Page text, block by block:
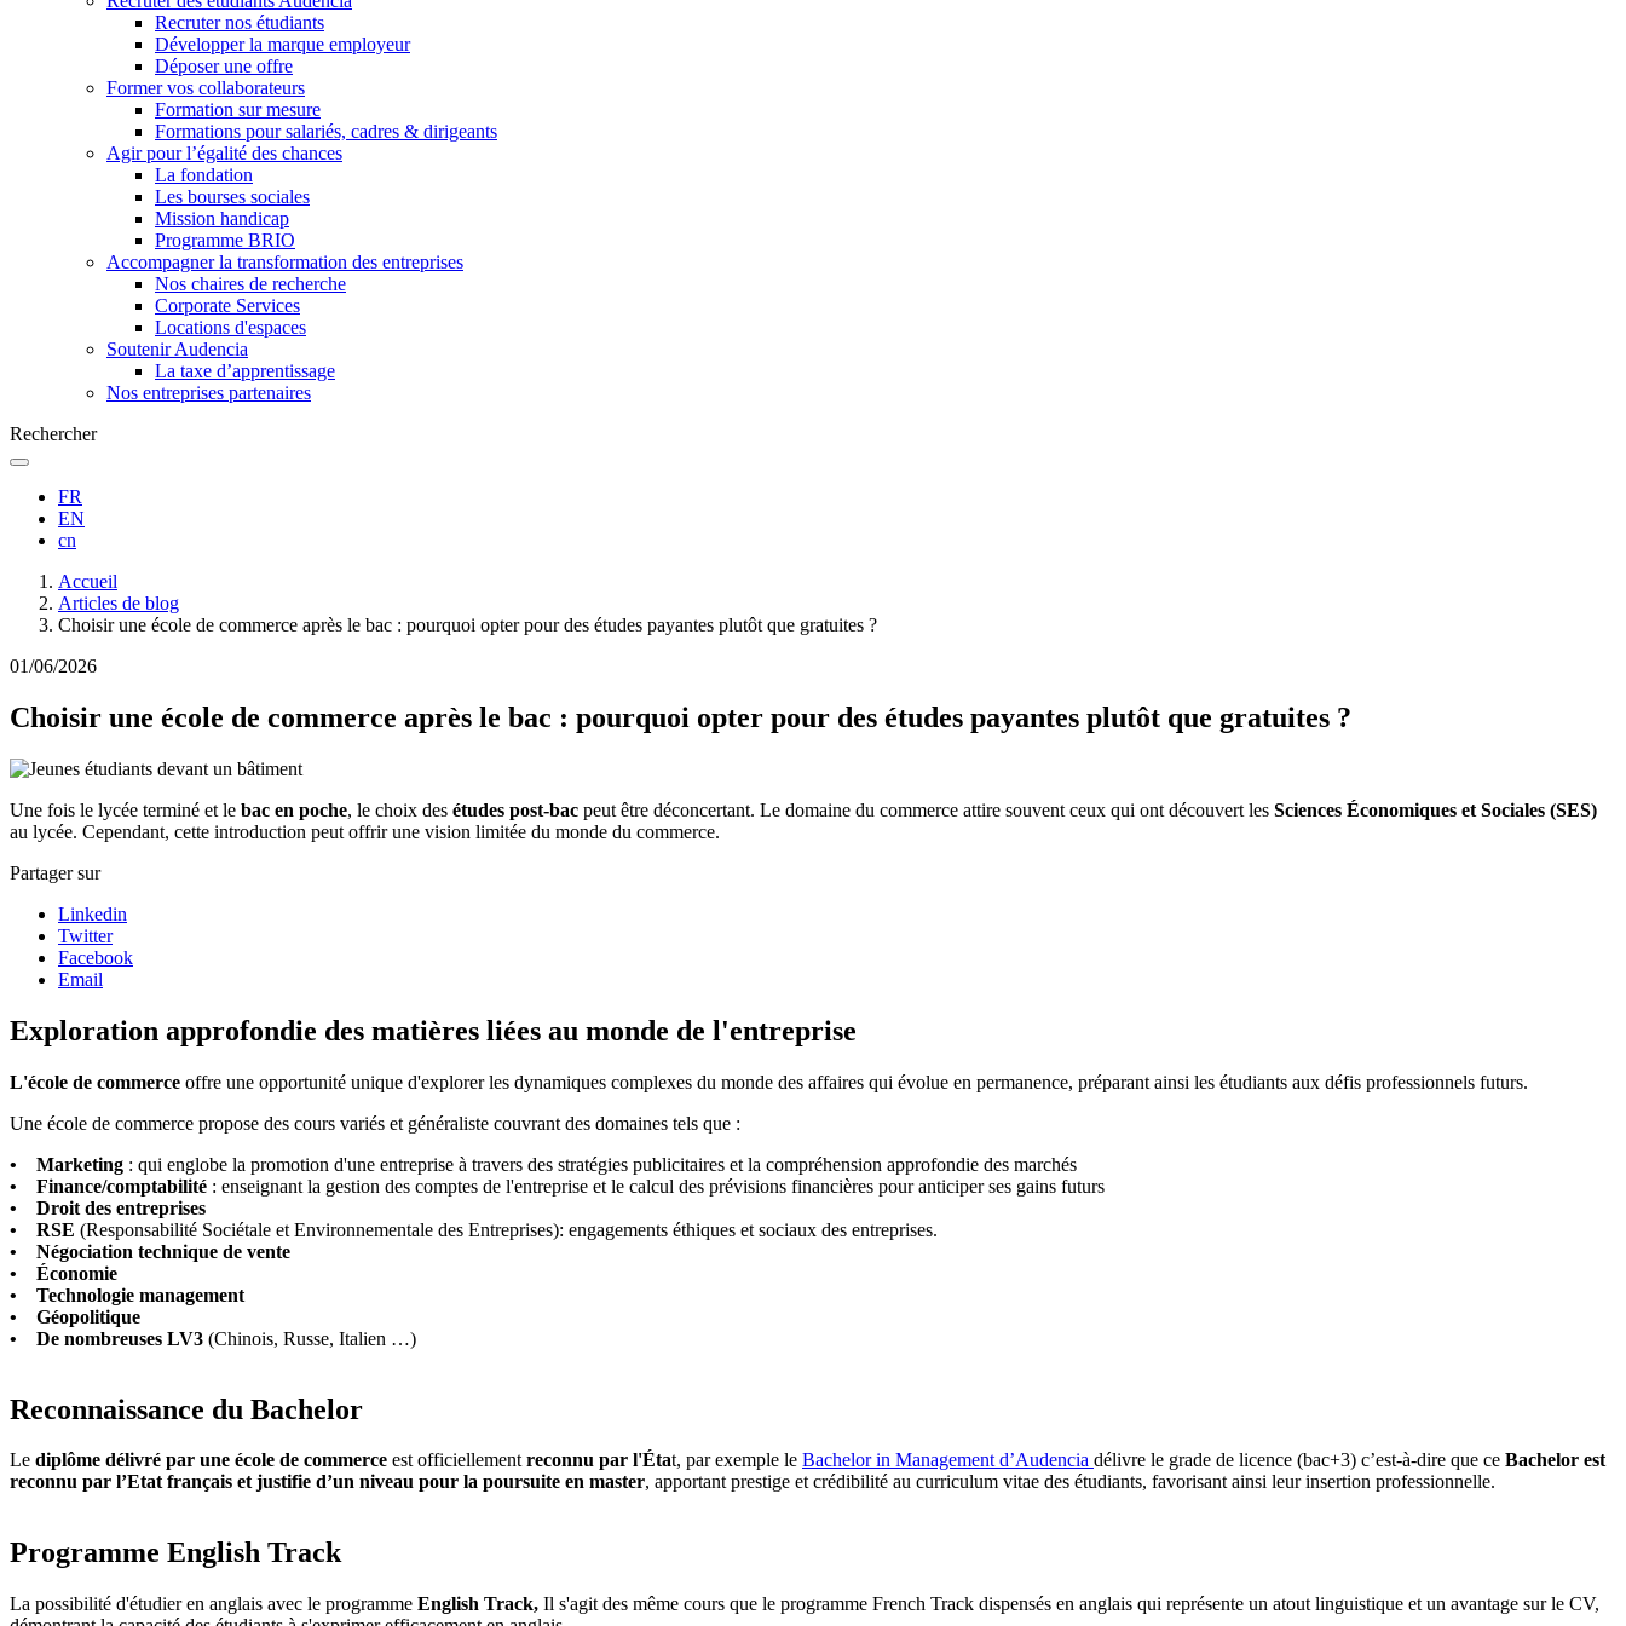
Recruter nos étudiants
Développer la marque employeur
Déposer une offre
Former vos collaborateurs
Formation sur mesure
Formations pour salariés, cadres & dirigeants
Agir pour l’égalité des chances
La fondation
Les bourses sociales
Mission handicap
Programme BRIO
Accompagner la transformation des entreprises
Nos chaires de recherche
Corporate Services
Locations d'espaces
Soutenir Audencia
La taxe d’apprentissage
Nos entreprises partenaires
Rechercher
FR
EN
cn
d'Ariane
Accueil
Articles de blog
Choisir une école de commerce après le bac : pourquoi opter pour des études payantes plutôt que gratuites ?
01/06/2026
Choisir une école de commerce après le bac : pourquoi opter pour des études payantes plutôt que gratuites ?
Une fois le lycée terminé et le bac en poche, le choix des études post-bac peut être déconcertant. Le domaine du commerce attire souvent ceux qui ont découvert les Sciences Économiques et Sociales (SES)
au lycée. Cependant, cette introduction peut offrir une vision limitée du monde du commerce.
Partager sur
Linkedin
Twitter
Facebook
Email
Exploration approfondie des matières liées au monde de l'entreprise
L'école de commerce offre une opportunité unique d'explorer les dynamiques complexes du monde des affaires qui évolue en permanence, préparant ainsi les étudiants aux défis professionnels futurs.
Une école de commerce propose des cours variés et généraliste couvrant des domaines tels que :
• Marketing : qui englobe la promotion d'une entreprise à travers des stratégies publicitaires et la compréhension approfondie des marchés
• Finance/comptabilité : enseignant la gestion des comptes de l'entreprise et le calcul des prévisions financières pour anticiper ses gains futurs
• Droit des entreprises
• RSE (Responsabilité Sociétale et Environnementale des Entreprises): engagements éthiques et sociaux des entreprises.
• Négociation technique de vente
• Économie
• Technologie management
• Géopolitique
• De nombreuses LV3 (Chinois, Russe, Italien …)
Reconnaissance du Bachelor
Le diplôme délivré par une école de commerce est officiellementreconnu par l'État, par exemple le Bachelor in Management d’Audencia délivre le grade de licence (bac+3) c’est-à-dire que ce Bachelor est
reconnu par l’Etat français et justifie d’un niveau pour la poursuite en master, apportant prestige et crédibilité au curriculum vitae des étudiants, favorisant ainsi leur insertion professionnelle.
Programme English Track
La possibilité d'étudier en anglais avec le programme English Track, Il s'agit des même cours que le programme French Track dispensés en anglais qui représente un atout linguistique et un avantage sur le CV,